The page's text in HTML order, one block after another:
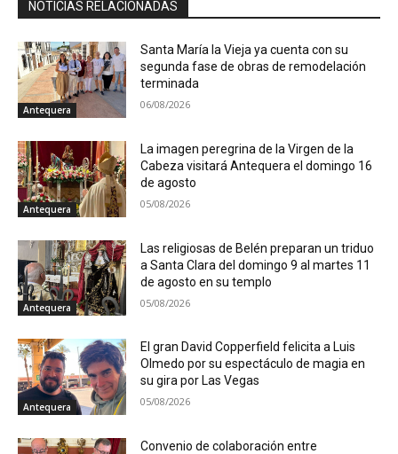
NOTICIAS RELACIONADAS
Antequera
Santa María la Vieja ya cuenta con su
segunda fase de obras de remodelación
terminada
06/08/2026
Antequera
La imagen peregrina de la Virgen de la
Cabeza visitará Antequera el domingo 16
de agosto
05/08/2026
Antequera
Las religiosas de Belén preparan un triduo
a Santa Clara del domingo 9 al martes 11
de agosto en su templo
05/08/2026
Antequera
El gran David Copperfield felicita a Luis
Olmedo por su espectáculo de magia en
su gira por Las Vegas
05/08/2026
Convenio de colaboración entre